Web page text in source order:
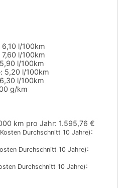
6,10 l/100km
7,60 l/100km
5,90 l/100km
5,20 l/100km
6,30 l/100km
g/km
km pro Jahr: 1.595,76 €
Durchschnitt 10 Jahre):
Durchschnitt 10 Jahre):
Durchschnitt 10 Jahre):